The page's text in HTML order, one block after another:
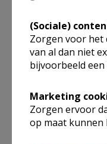
(Sociale)
Zorgen voor het
van al dan niet
bijvoorbeeld
Marketing
Zorgen ervoor
op maat kunnen